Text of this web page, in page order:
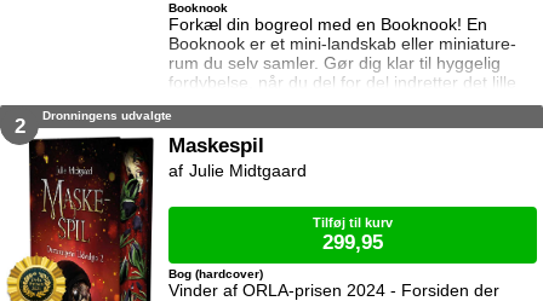
Forkæl din bogreol med en Booknook! En
Booknook er et mini-landskab eller miniature-
rum du selv samler. Gør dig klar til hyggelig
fordybelse, når du del for del indretter det lille
rum med de fineste detaljer. Med lukkede sider
passer booknooks perfekt til bogreolen, og med
det indbyggede lys, pynter den også i mørke.
Samlet størrelse: 19,1 cm høj, 15,5 cm bred og
16,3 cm dyb. Vejledning medfølger (kun på
Booknook
2 Dronningens udvalgte
Maskespil
Vinder af ORLA-prisen 2024 - Forsiden der
Bog (hardcover)
Julie Midtgaard
Tilføj til kurv
299,95